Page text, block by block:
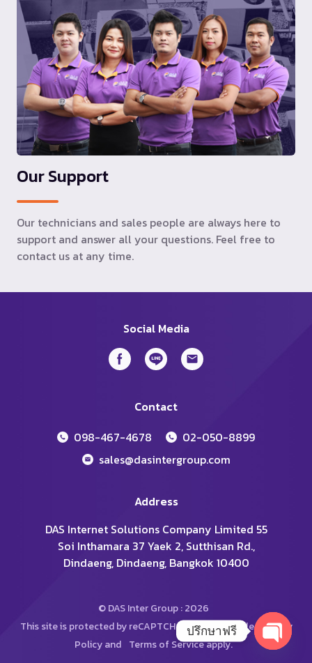
Our Support
Our technicians and sales people are always here to
support and answer all your questions. Feel free to
contact us at any time.
Social Media
Contact
098-467-4678
02-050-8899
sales@dasintergroup.com
Address
DAS Internet Solutions Company Limited 55
Soi Inthamara 37 Yaek 2, Sutthisan Rd.,
Dindaeng, Dindaeng, Bangkok 10400
© DAS Inter Group : 2026
This site is protected by reCAPTCHA and the Google Privacy
Policyand Terms of Serviceapply.
ปรึกษาฟรี